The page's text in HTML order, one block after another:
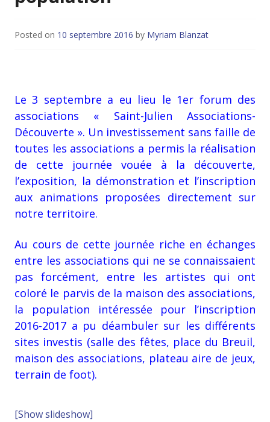
Posted on 10 septembre 2016 by Myriam Blanzat
Le 3 septembre a eu lieu le 1er forum des
associations « Saint-Julien Associations-
Découverte ». Un investissement sans faille de
toutes les associations a permis la réalisation
de cette journée vouée à la découverte,
l’exposition, la démonstration et l’inscription
aux animations proposées directement sur
notre territoire.
Au cours de cette journée riche en échanges
entre les associations qui ne se connaissaient
pas forcément, entre les artistes qui ont
coloré le parvis de la maison des associations,
la population intéressée pour l’inscription
2016-2017 a pu déambuler sur les différents
sites investis (salle des fêtes, place du Breuil,
maison des associations, plateau aire de jeux,
terrain de foot).
[Show slideshow]